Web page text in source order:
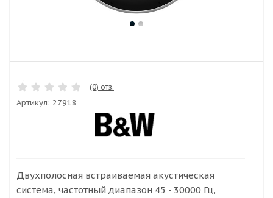
(0) отз.
Артикул: 27918
Двухполосная встраиваемая акустическая
система, частотный диапазон 45 - 30000 Гц,